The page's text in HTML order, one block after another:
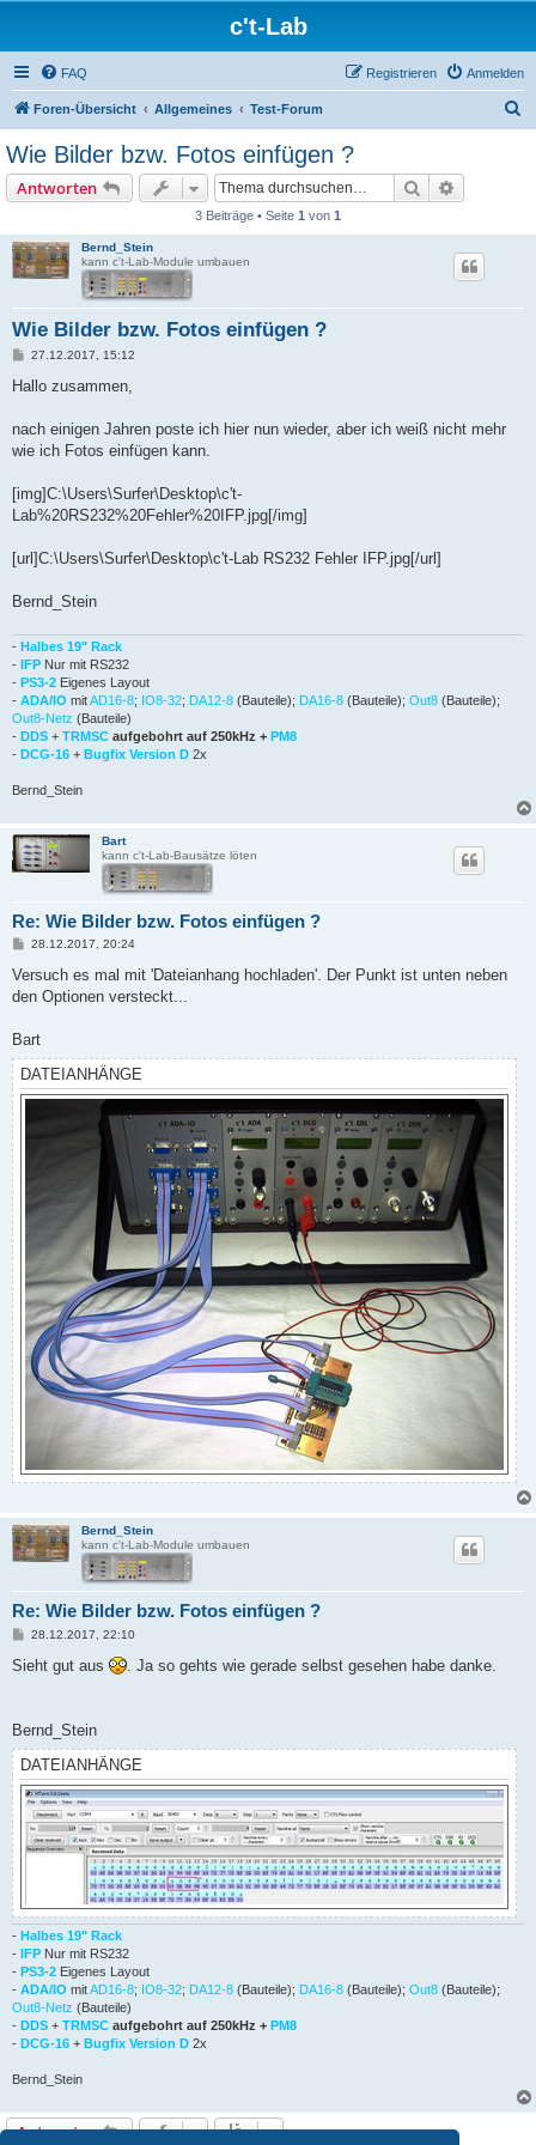
c't-Lab
FAQ Anmelden
Registrieren
Foren-Übersicht Allgemeines Test-Forum
Wie Bilder bzw. Fotos einfügen ?
Antworten Suche
3 Beiträge • Seite 1 von 1
Bernd_Stein
kann c't-Lab-Module umbauen
Wie Bilder bzw. Fotos einfügen ?
B
i
a
27.12.2017, 15:12
Hallo zusammen,
nach einigen Jahren poste ich hier nun wieder, aber ich weiß nicht mehr
wie ich Fotos einfügen kann.
[img]C:\Users\Surfer\Desktop\c't-
Lab%20RS232%20Fehler%20IFP.jpg[/img]
[url]C:\Users\Surfer\Desktop\c't-Lab RS232 Fehler IFP.jpg[/url]
Bernd_Stein
- Halbes 19" Rack
- IFP Nur mit RS232
- PS3-2 Eigenes Layout
- ADA/IO mitAD16-8; IO8-32; DA12-8 (Bauteile); DA16-8 (Bauteile); Out8 (Bauteile);
Out8-Netz (Bauteile)
- DDS + TRMSC aufgebohrt auf 250kHz + PM8
- DCG-16 + Bugfix Version D 2x
Bernd_Stein
Bart
kann c't-Lab-Bausätze löten
Re: Wie Bilder bzw. Fotos einfügen ?
B
i
r
28.12.2017, 20:24
Versuch es mal mit 'Dateianhang hochladen'. Der Punkt ist unten neben
den Optionen versteckt...
Bart
DATEIANHÄNGE
Bernd_Stein
kann c't-Lab-Module umbauen
Re: Wie Bilder bzw. Fotos einfügen ?
B
i
28.12.2017, 22:10
Sieht gut aus . Ja so gehts wie gerade selbst gesehen habe danke.
Bernd_Stein
DATEIANHÄNGE
- Halbes 19" Rack
- IFP Nur mit RS232
- PS3-2 Eigenes Layout
- ADA/IO mitAD16-8; IO8-32; DA12-8 (Bauteile); DA16-8 (Bauteile); Out8 (Bauteile);
Out8-Netz (Bauteile)
- DDS + TRMSC aufgebohrt auf 250kHz + PM8
- DCG-16 + Bugfix Version D 2x
Bernd_Stein
Antworten